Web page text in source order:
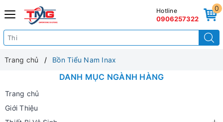
0
Hotline
0906257322
Trang chủ Bồn Tiểu Nam Inax
DANH MỤC NGÀNH HÀNG
Trang chủ
Giới Thiệu